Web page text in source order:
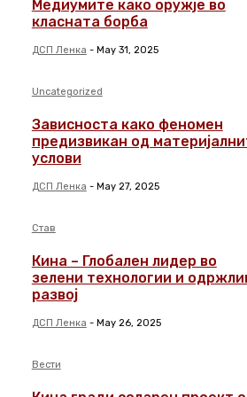
Медиумите како оружје во
класната борба
ДСП Ленка - May 31, 2025
Uncategorized
Зависноста како феномен
предизвикан од
услови
ДСП Ленка - May 27, 2025
Став
Кина – Глобален лидер во
зелени технологии и
развој
ДСП Ленка - May 26, 2025
Вести